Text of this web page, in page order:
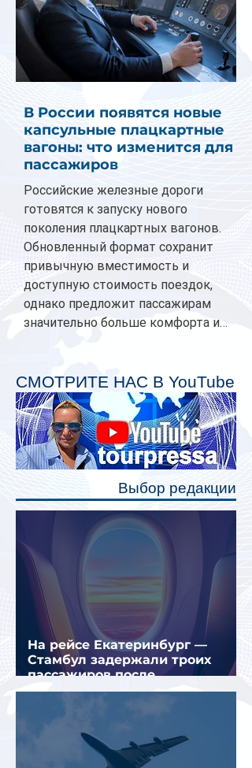
В России появятся новые
капсульные плацкартные
вагоны: что изменится для
пассажиров
Российские железные дороги
готовятся к запуску нового
поколения плацкартных вагонов.
Обновленный формат сохранит
привычную вместимость и
доступную стоимость поездок,
однако предложит пассажирам
значительно больше комфорта и
планируется начать в 2027 году.
Одним из главных нововведений
станут индивидуальные шторки у
каждого спального места. Они
позволят пассажирам закрыть свою
полку во время сна или отдыха,
СМОТРИТЕ НАС В YouTube
Выбор редакции
На рейсе Екатеринбург —
Стамбул задержали троих
пассажиров после
предполагаемой серии краж